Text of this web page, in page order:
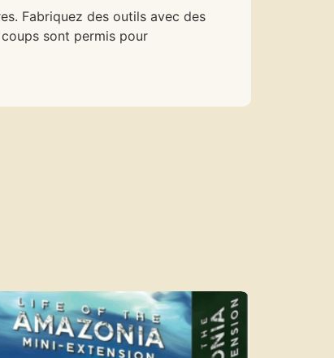
Fabriquez des outils avec des
sont permis pour